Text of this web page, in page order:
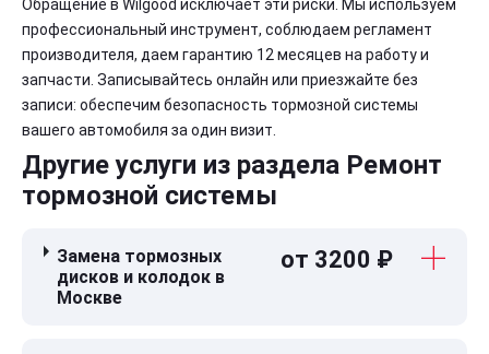
Обращение в Wilgood исключает эти риски. Мы используем
профессиональный инструмент, соблюдаем регламент
производителя, даем гарантию 12 месяцев на работу и
запчасти. Записывайтесь онлайн или приезжайте без
записи: обеспечим безопасность тормозной системы
вашего автомобиля за один визит.
Другие услуги из раздела Ремонт
тормозной системы
Замена тормозных
дисков и колодок в
Москве
от 3200 ₽